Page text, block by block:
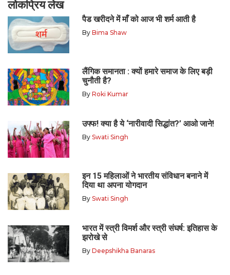
लोकप्रिय लेख
पैड खरीदने में माँ को आज भी शर्म आती है
By Bima Shaw
लैंगिक समानता : क्यों हमारे समाज के लिए बड़ी
चुनौती है?
By Roki Kumar
उफ्फ! क्या है ये ‘नारीवादी सिद्धांत?’ आओ जाने!
By Swati Singh
इन 15 महिलाओं ने भारतीय संविधान बनाने में
दिया था अपना योगदान
By Swati Singh
भारत में स्त्री विमर्श और स्त्री संघर्ष: इतिहास के
झरोखे से
By Deepshikha Banaras